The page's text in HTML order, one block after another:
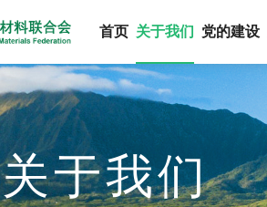
首页 关于我们 党的建设
关于我们